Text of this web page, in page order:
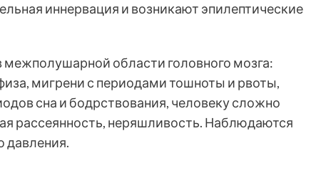
иннервация и возникают эпилептические
области головного мозга:
мигрени с периодами тошноты и рвоты,
сна и бодрствования, человеку сложно
рассеянность, неряшливость. Наблюдаются
давления.